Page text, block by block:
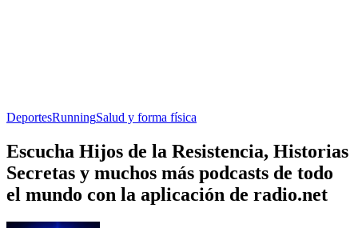
DeportesRunningSalud y forma física
Escucha Hijos de la Resistencia, Historias
Secretas y muchos más podcasts de todo
el mundo con la aplicación de radio.net